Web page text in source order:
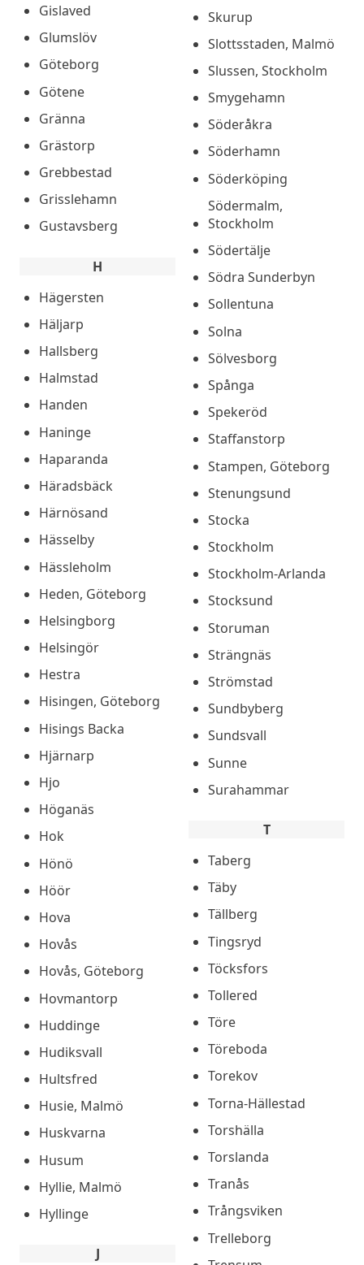
Gislaved
Glumslöv
Göteborg
Götene
Gränna
Grästorp
Grebbestad
Grisslehamn
Gustavsberg
H
Hägersten
Häljarp
Hallsberg
Halmstad
Handen
Haninge
Haparanda
Häradsbäck
Härnösand
Hässelby
Hässleholm
Heden, Göteborg
Helsingborg
Helsingör
Hestra
Hisingen, Göteborg
Hisings Backa
Hjärnarp
Hjo
Höganäs
Hok
Hönö
Höör
Hova
Hovås
Hovås, Göteborg
Hovmantorp
Huddinge
Hudiksvall
Hultsfred
Husie, Malmö
Huskvarna
Husum
Hyllie, Malmö
Hyllinge
J
Skurup
Slottsstaden, Malmö
Slussen, Stockholm
Smygehamn
Söderåkra
Söderhamn
Söderköping
Södermalm,
Stockholm
Södertälje
Södra Sunderbyn
Sollentuna
Solna
Sölvesborg
Spånga
Spekeröd
Staffanstorp
Stampen, Göteborg
Stenungsund
Stocka
Stockholm
Stockholm-Arlanda
Stocksund
Storuman
Strängnäs
Strömstad
Sundbyberg
Sundsvall
Sunne
Surahammar
T
Taberg
Täby
Tällberg
Tingsryd
Töcksfors
Tollered
Töre
Töreboda
Torekov
Torna-Hällestad
Torshälla
Torslanda
Tranås
Trångsviken
Trelleborg